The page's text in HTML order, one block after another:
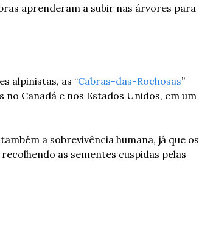
aprenderam a subir nas árvores para
alpinistas, as “Cabras-das-Rochosas”
Canadá e nos Estados Unidos, em um
a sobrevivência humana, já que os
as sementes cuspidas pelas